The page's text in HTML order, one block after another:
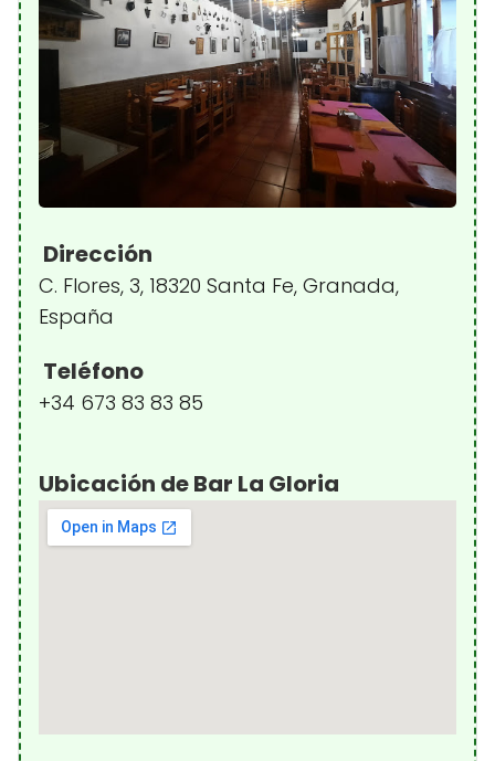
Dirección
C. Flores, 3, 18320 Santa Fe, Granada,
España
Teléfono
+34 673 83 83 85
Ubicación de Bar La Gloria